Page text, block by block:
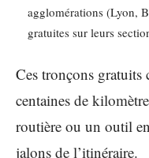
agglomérations (Lyon,
gratuites sur leurs
Ces tronçons
centaines de
routière ou un outil
jalons de l’itinéraire.